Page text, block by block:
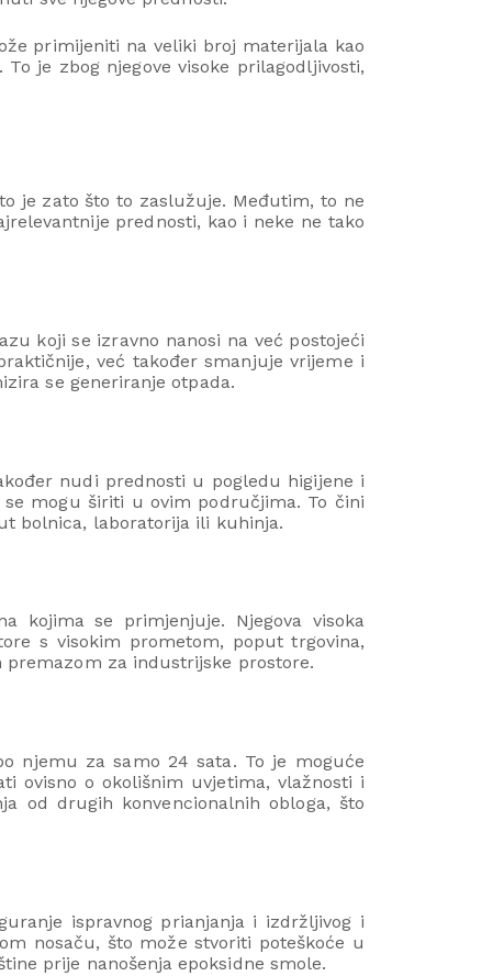
primijeniti na veliki broj materijala kao
je zbog njegove visoke prilagodljivosti,
je zato što to zaslužuje. Međutim, to ne
prednosti, kao i neke ne tako
koji se izravno nanosi na već postojeći
već također smanjuje vrijeme i
se generiranje otpada.
nudi prednosti u pogledu higijene i
mogu širiti u ovim područjima. To čini
bolnica, laboratorija ili kuhinja.
kojima se primjenjuje. Njegova visoka
s visokim prometom, poput trgovina,
za industrijske prostore.
njemu za samo 24 sata. To je moguće
ovisno o okolišnim uvjetima, vlažnosti i
od drugih konvencionalnih obloga, što
ispravnog prianjanja i izdržljivog i
nosaču, što može stvoriti poteškoće u
prije nanošenja epoksidne smole.